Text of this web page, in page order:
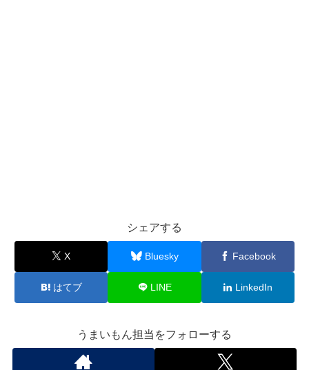
シェアする
X Bluesky Facebook
はてブ LINE LinkedIn
うまいもん担当をフォローする